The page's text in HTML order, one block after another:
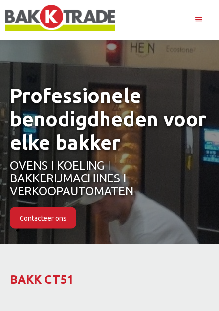
Professionele
benodigdheden voor
elke bakker
OVENS I KOELING I
BAKKERIJMACHINES I
VERKOOPAUTOMATEN
Contacteer ons
BAKK CT51